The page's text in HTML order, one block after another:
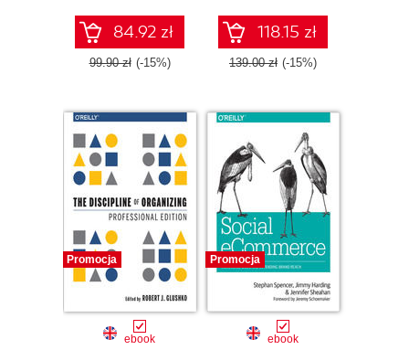
84.92 zł
99.90 zł (-15%)
118.15 zł
139.00 zł (-15%)
Promocja
ebook
Promocja
ebook